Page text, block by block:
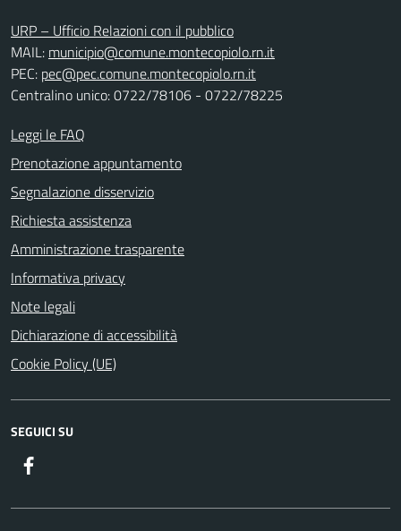
URP – Ufficio Relazioni con il pubblico
MAIL: municipio@comune.montecopiolo.rn.it
PEC: pec@pec.comune.montecopiolo.rn.it
Centralino unico: 0722/78106 - 0722/78225
Leggi le FAQ
Prenotazione appuntamento
Segnalazione disservizio
Richiesta assistenza
Amministrazione trasparente
Informativa privacy
Note legali
Dichiarazione di accessibilità
Cookie Policy (UE)
SEGUICI SU